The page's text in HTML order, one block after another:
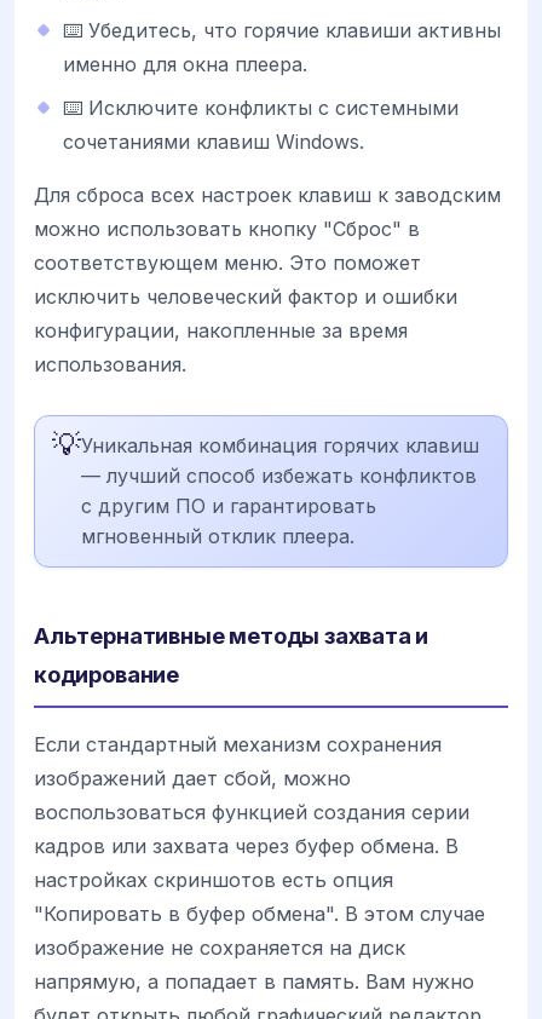
⌨️ Убедитесь, что горячие клавиши активны
именно для окна плеера.
⌨️ Исключите конфликты с системными
сочетаниями клавиш Windows.
Для сброса всех настроек клавиш к заводским
можно использовать кнопку "Сброс" в
соответствующем меню. Это поможет
исключить человеческий фактор и ошибки
конфигурации, накопленные за время
использования.
💡Уникальная комбинация горячих клавиш
— лучший способ избежать конфликтов
с другим ПО и гарантировать
мгновенный отклик плеера.
Альтернативные методы захвата и
кодирование
Если стандартный механизм сохранения
изображений дает сбой, можно
воспользоваться функцией создания серии
кадров или захвата через буфер обмена. В
настройках скриншотов есть опция
"Копировать в буфер обмена". В этом случае
изображение не сохраняется на диск
напрямую, а попадает в память. Вам нужно